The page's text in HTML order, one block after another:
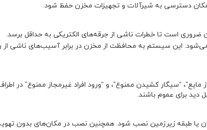
دسترسی به شیرآلات و تجهیزات مخزن حفظ شود.
ضروری است تا خطرات ناشی از جرقه‌های الکتریکی به حداقل برسد.
این سیستم به محافظت از مخزن در برابر آسیب‌های ناشی از
“سیگار کشیدن ممنوع”، و “ورود افراد غیرمجاز ممنوع” در
دید برای عموم باشند.
یا طبقه زیرزمین نصب شود. همچنین نصب در مکان‌های بدون